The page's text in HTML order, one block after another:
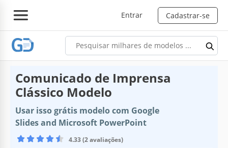
Entrar Cadastrar-se
Comunicado de Imprensa
Clássico Modelo
Usar isso grátis modelo com Google
Slides and Microsoft PowerPoint
4.33 (2 avaliações)